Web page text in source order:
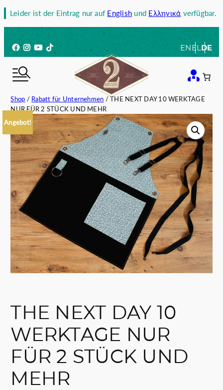
Zum
springen
Leider ist der Eintrag nur auf English und Ελληνικά verfügbar.
Facebook
Instagram
YouTube
TikTok ENEL DE
Shop / Rabatt für Unternehmen / THE NEXT DAY 10 WERKTAGE
NUR FÜR 2 STÜCK UND MEHR
Angebot!
THE NEXT DAY 10
WERKTAGE NUR
FÜR 2 STÜCK UND
MEHR